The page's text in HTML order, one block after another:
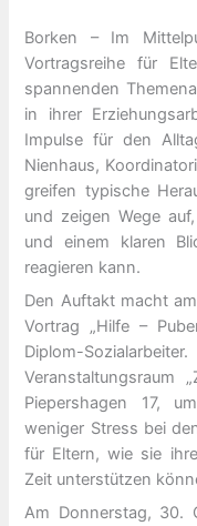
Borken – Im
Vortragsreihe für
spannenden
in ihrer
Impulse für den
Nienhaus,
greifen typische
und zeigen Wege
und einem klaren
reagieren kann.
Den Auftakt macht
Vortrag „Hilfe –
Diplom-
Veranstaltungsraum
Piepershagen 17,
weniger Stress bei
für Eltern, wie sie
Zeit unterstützen
Am Donnerstag, 30.